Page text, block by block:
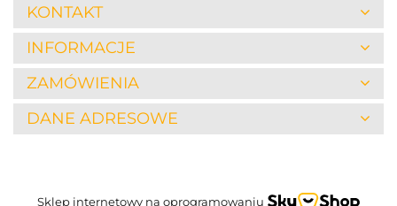
KONTAKT
INFORMACJE
ZAMÓWIENIA
DANE ADRESOWE
Sklep internetowy na oprogramowaniu